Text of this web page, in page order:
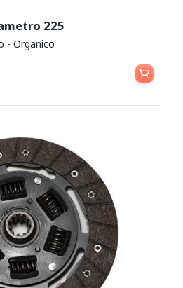
225
- Organico
Aggiungi al carrello